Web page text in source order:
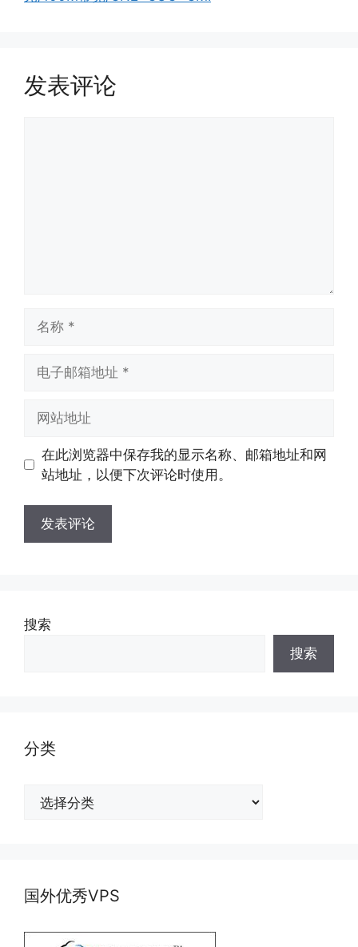
发表评论
址
址
在此浏览器中保存我的显示名称、邮箱地址和网
站地址，以便下次评论时使用。
搜索
搜索
分类
国外优秀VPS